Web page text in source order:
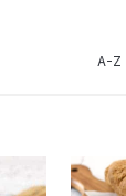
A-Z